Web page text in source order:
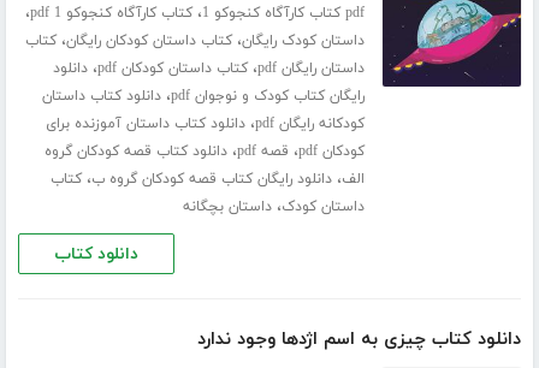
pdf کتاب کارآگاه کنجوکو 1
،کتاب کارآگاه کنجوکو 1 pdf ،
داستان کودک رایگان،کتاب داستان کودکان رایگان،کتاب
داستان رایگان pdf
،کتاب داستان کودکان pdf ،دانلود
رایگان کتاب کودک و نوجوان pdf
،دانلود کتاب داستان
کودکانه رایگان pdf
،دانلود کتاب داستان آموزنده برای
کودکان pdf
، قصه pdf ،دانلود کتاب قصه کودکان گروه
الف،دانلود رایگان کتاب قصه کودکان گروه ب،کتاب
داستان کودک،داستان بچگانه
دانلود کتاب
دانلود کتاب چیزی به اسم اژدها وجود ندارد